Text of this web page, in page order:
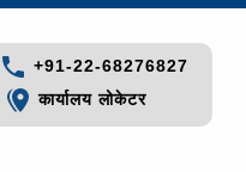
+91-22-68276827
कार्यालय लोकेटर